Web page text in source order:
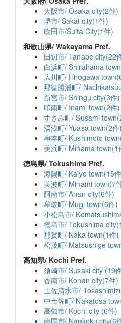
大阪市/ Osaka city(2件)
堺市/ Sakai city(1件)
吹田市/Suita City(1件)
和歌山県/ Wakayama Pref.
田辺市/ Tanabe city(22
白浜町/ Shirahama
広川町/ Hirogawa
那智勝浦町/
新宮市/ Shingu city(3件)
印南町/ Inami town(2件)
すさみ町/ Susami
湯浅町/ Yuasa town(2件)
串本町/ Kushimoto
美浜町/ Mihama town(1
徳島県/ Tokushima Pref.
海陽町/ Kaiyo town(15
美波町/ Minami town(7
阿南市/ Anan city(6件)
牟岐町/ Mugi town(6件)
小松島市/
徳島市/ Tokushima
那賀町/ Naka town(1件)
松茂町/ Matsushige
高知県/ Kochi Pref.
須崎市/ Susaki city (19
香南市/ Konan city(7件)
土佐清水市/
中土佐町/ Nakatosa
高知市/ Kochi city (6件)
南国市/ Nankoku city(6